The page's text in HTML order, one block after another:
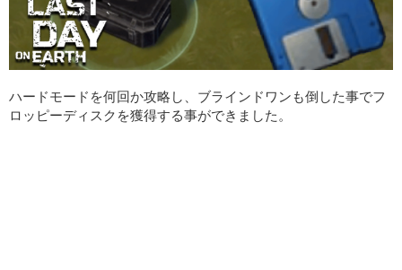
ハードモードを何回か攻略し、ブラインドワンも倒した事でフ
ロッピーディスクを獲得する事ができました。